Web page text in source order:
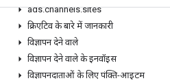
ads.channels.sites
क्रिएटिव के बारे में जानकारी
विज्ञापन देने वाले
विज्ञापन देने वाले के इनवॉइस
विज्ञापनदाताओं के लिए पंक्ति-आइटम